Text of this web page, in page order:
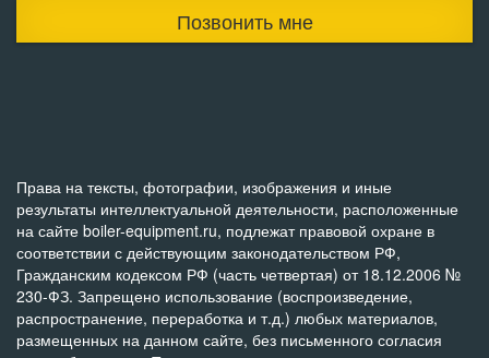
Позвонить мне
Права на тексты, фотографии, изображения и иные
результаты интеллектуальной деятельности, расположенные
на сайте boiler-equipment.ru, подлежат правовой охране в
соответствии с действующим законодательством РФ,
Гражданским кодексом РФ (часть четвертая) от 18.12.2006 №
230-ФЗ. Запрещено использование (воспроизведение,
распространение, переработка и т.д.) любых материалов,
размещенных на данном сайте, без письменного согласия